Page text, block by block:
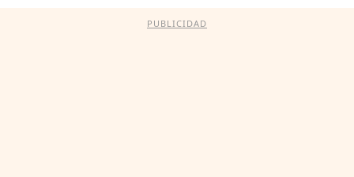
PUBLICIDAD